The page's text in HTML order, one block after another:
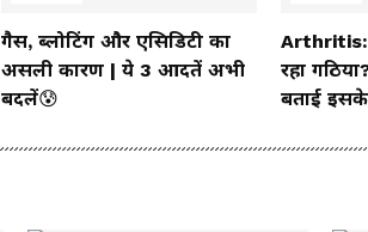
गैस, ब्लोटिंग और एसिडिटी का
असली कारण | ये 3 आदतें अभी
बदलें😰
Arthritis:
रहा
बताई